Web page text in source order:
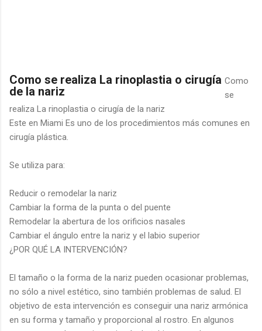
Como se realiza La rinoplastia o cirugía
de la nariz
Como
se
realiza La rinoplastia o cirugía de la nariz
Este en Miami Es uno de los procedimientos más comunes en
cirugía plástica.
Se utiliza para:
Reducir o remodelar la nariz
Cambiar la forma de la punta o del puente
Remodelar la abertura de los orificios nasales
Cambiar el ángulo entre la nariz y el labio superior
¿POR QUÉ LA INTERVENCIÓN?
El tamaño o la forma de la nariz pueden ocasionar problemas,
no sólo a nivel estético, sino también problemas de salud. El
objetivo de esta intervención es conseguir una nariz armónica
en su forma y tamaño y proporcional al rostro. En algunos